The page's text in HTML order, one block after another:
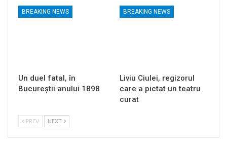
BREAKING NEWS
Un duel fatal, în
Bucureştii anului 1898
BREAKING NEWS
Liviu Ciulei, regizorul
care a pictat un teatru
curat
PREV NEXT